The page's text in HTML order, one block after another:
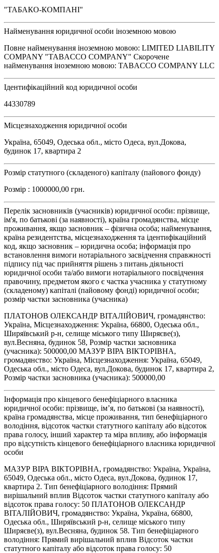
"ТАБАКО-КОМПАНІ"
Найменування юридичної особи іноземною мовою
Повне найменування іноземною мовою: LIMITED LIABILITY
COMPANY "TABACCO COMPANY" Скорочене
найменування іноземною мовою: TABACCO COMPANY LLC
Ідентифікаційний код юридичної особи
44330789
Місцезнаходження юридичної особи
Україна, 65049, Одеська обл., місто Одеса, вул.Докова,
будинок 17, квартира 2
Розмір статутного (складеного) капіталу (пайового фонду)
Розмір : 1000000,00 грн.
Перелік засновників (учасників) юридичної особи: прізвище,
ім'я, по батькові (за наявності), країна громадянства, місце
проживання, якщо засновник – фізична особа; найменування,
країна резидентства, місцезнаходження та ідентифікаційний
код, якщо засновник – юридична особа; інформація про
встановлення вимоги нотаріального засвідчення справжності
підпису під час прийняття рішень з питань діяльності
юридичної особи та/або вимоги нотаріального посвідчення
правочину, предметом якого є частка учасника у статутному
(складеному) капіталі (пайовому фонді) юридичної особи;
розмір частки засновника (учасника)
ПЛАТОНОВ ОЛЕКСАНДР ВІТАЛІЙОВИЧ, громадянство:
Україна, Місцезнаходження: Україна, 66800, Одеська обл.,
Ширяївський р-н, селище міського типу Ширяєве(з),
вул.Весняна, будинок 58, Розмір частки засновника
(учасника): 500000,00 МАЗУР ВІРА ВІКТОРІВНА,
громадянство: Україна, Місцезнаходження: Україна, 65049,
Одеська обл., місто Одеса, вул.Докова, будинок 17, квартира 2,
Розмір частки засновника (учасника): 500000,00
Інформація про кінцевого бенефіціарного власника
юридичної особи: прізвище, ім’я, по батькові (за наявності),
країна громадянства, місце проживання, тип бенефіціарного
володіння, відсоток частки статутного капіталу або відсоток
права голосу, інший характер та міра впливу, або інформація
про відсутність кінцевого бенефіціарного власника юридичної
особи
МАЗУР ВІРА ВІКТОРІВНА, громадянство: Україна, Україна,
65049, Одеська обл., місто Одеса, вул.Докова, будинок 17,
квартира 2. Тип бенефіціарного володіння: Прямий
вирішальний вплив Відсоток частки статутного капіталу або
відсоток права голосу: 50 ПЛАТОНОВ ОЛЕКСАНДР
ВІТАЛІЙОВИЧ, громадянство: Україна, Україна, 66800,
Одеська обл., Ширяївський р-н, селище міського типу
Ширяєве(з), вул.Весняна, будинок 58. Тип бенефіціарного
володіння: Прямий вирішальний вплив Відсоток частки
статутного капіталу або відсоток права голосу: 50